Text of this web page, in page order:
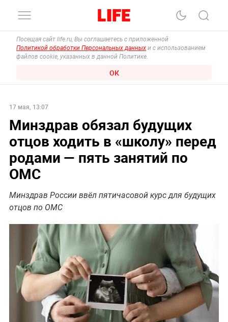
Посещая сайт life.ru, Вы соглашаетесь с приложенной
Политикой обработки Персональных данных и с использованием
файлов cookie, указанных в данной Политике.
ОК
17 мая, 13:07
Минздрав обязал будущих
отцов ходить в «школу» перед
родами — пять занятий по
ОМС
Минздрав России ввёл пятичасовой курс для будущих
отцов по ОМС